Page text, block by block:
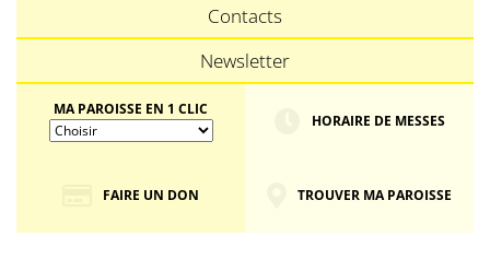
Contacts
Newsletter
MA PAROISSE EN 1 CLIC
HORAIRE DE MESSES
FAIRE UN DON TROUVER MA PAROISSE